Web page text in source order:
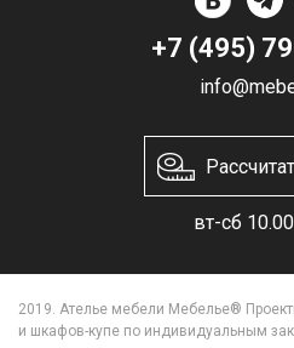
+7 (495)
вт-сб
2019. Ателье мебели Мебелье®
и шкафов-купе по индивидуальным